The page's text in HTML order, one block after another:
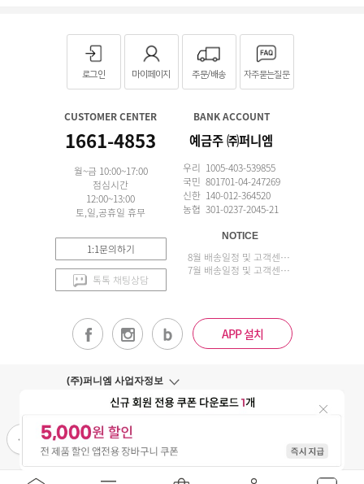
로그인 마이페이지 주문/배송 자주묻는질문
CUSTOMER CENTER
1661-4853
월~금 10:00~17:00
점심시간
12:00~13:00
토,일,공휴일 휴무
1:1문의하기
톡톡 채팅상담
BANK ACCOUNT
예금주 ㈜퍼니엠
우리 1005-403-539855
국민 801701-04-247269
신한 140-012-364520
농협 301-0237-2045-21
NOTICE
8월 배송일정 및 고객센터 업무 안내
7월 배송일정 및 고객센터 업무 안내
APP 설치
(주)퍼니엠 사업자정보